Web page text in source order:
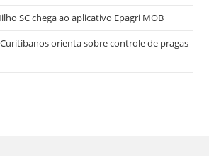
SC chega ao aplicativo Epagri MOB
orienta sobre controle de pragas